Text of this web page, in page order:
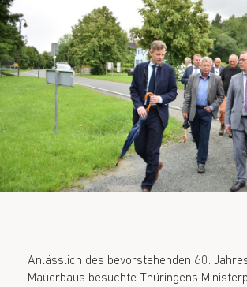
Anlässlich des bevorstehenden 60.
Mauerbaus besuchte Thüringens